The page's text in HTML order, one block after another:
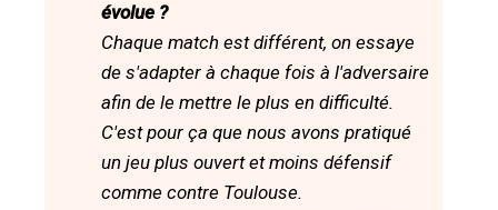
évolue ?
Chaque match est différent, on essaye
de s'adapter à chaque fois à l'adversaire
afin de le mettre le plus en difficulté.
C'est pour ça que nous avons pratiqué
un jeu plus ouvert et moins défensif
comme contre Toulouse.